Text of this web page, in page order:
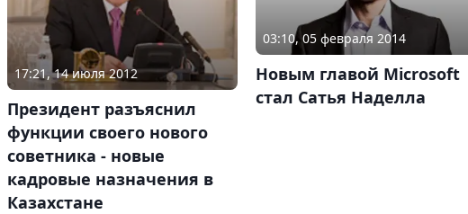
17:21, 14 июля 2012
Президент разъяснил
функции своего нового
советника - новые
кадровые назначения в
Казахстане
03:10, 05 февраля 2014
Новым главой Microsoft
стал Сатья Наделла